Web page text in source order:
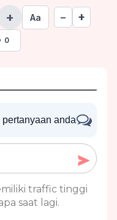
+ Aa − +
0
anda
traffic tinggi
saat lagi.